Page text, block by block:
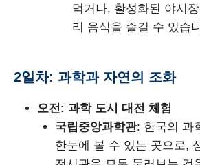
먹거나, 활성화된 야시
리 음식을 즐길 수 있습
2일차: 과학과 자연의 조화
오전: 과학 도시 대전 체험
국립중앙과학관: 한국의 과
한눈에 볼 수 있는 곳으로,